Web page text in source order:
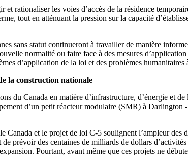
rationaliser les voies d’accès de la résidence
tout en atténuant la pression sur la capacité
sans statut continueront à travailler de manière
normalité ou faire face à des mesures
d’application de la loi et des problèmes humanitaires
la construction nationale
du Canada en matière d’infrastructure, d’énergie et
d’un petit réacteur modulaire (SMR) à Darlington
Canada et le projet de loi C-5 soulignent l’ampleur
prévoir des centaines de milliards de dollars
Pourtant, avant même que ces projets ne